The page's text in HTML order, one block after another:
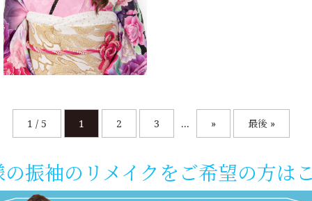
1 / 5 1 2 3 ... » 最後 »
振袖のリメイクをご希望の方は